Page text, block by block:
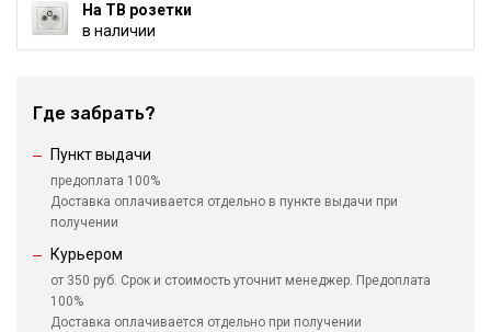
На ТВ розетки
в наличии
Где забрать?
Пункт выдачи
предоплата 100%
Доставка оплачивается отдельно в пункте выдачи при
получении
Курьером
от 350 руб. Срок и стоимость уточнит менеджер. Предоплата
100%
Доставка оплачивается отдельно при получении